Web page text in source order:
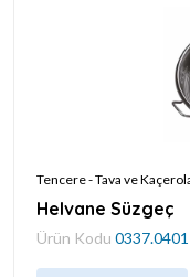
Tencere - Tava ve
Helvane Süzgeç
Ürün Kodu